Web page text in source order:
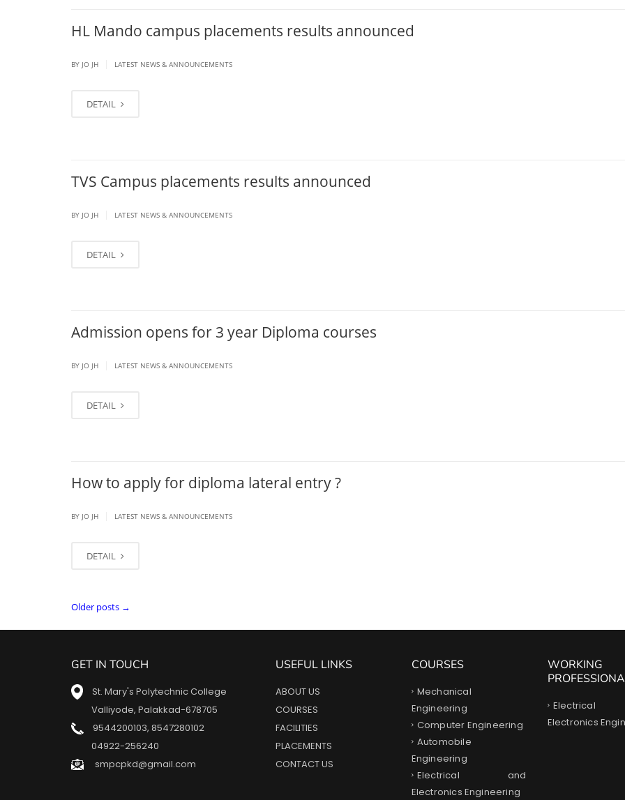
HL Mando campus placements results announced
BY JO JH LATEST NEWS & ANNOUNCEMENTS
DETAIL
TVS Campus placements results announced
BY JO JH LATEST NEWS & ANNOUNCEMENTS
DETAIL
Admission opens for 3 year Diploma courses
BY JO JH LATEST NEWS & ANNOUNCEMENTS
DETAIL
How to apply for diploma lateral entry ?
BY JO JH LATEST NEWS & ANNOUNCEMENTS
DETAIL
Older posts →
GET IN TOUCH
St. Mary's Polytechnic College
Valliyode, Palakkad-678705
9544200103, 8547280102
04922-256240
smpcpkd@gmail.com
USEFUL LINKS
ABOUT US
COURSES
FACILITIES
PLACEMENTS
CONTACT US
COURSES
Mechanical
Engineering
Computer Engineering
Automobile
Engineering
Electrical and
Electronics Engineering
WORKING
Electronics